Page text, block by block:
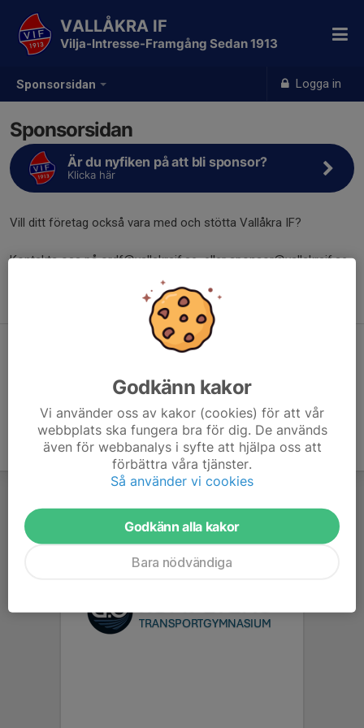
Sponsorsidan Logga in
VALLÅKRA IF
Vilja-Intresse-Framgång Sedan 1913
Sponsorsidan
Är du nyfiken på att bli sponsor?
Klicka här
Vill ditt företag också vara med och stötta Vallåkra IF?
Kontakta oss på ordf@vallakraif.se eller sponsor@vallakraif.se
så berättar vi mer om våra samarbeten och
Godkänn kakor
Vi använder oss av kakor (cookies) för att vår
webbplats ska fungera bra för dig. De används
även för webbanalys i syfte att hjälpa oss att
förbättra våra tjänster.
Så använder vi cookies
Godkänn alla kakor
Bara nödvändiga